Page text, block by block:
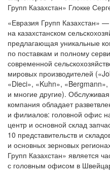
Групп Казахстан» Глокке
«Евразия Групп Казахстан»
на казахстанском
предлагающая уникальные
по поставкам и полному
современной
мировых производителей
«Dieci», «Kuhn»,
и многие другие).
компания обладает
и филиалов: головной офис
центр и основной склад
10 представительств и
и основных зерновых
Групп Казахстан» является
с головным офисом в